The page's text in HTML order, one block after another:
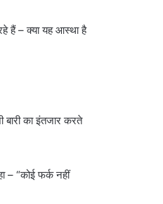
हैं – क्या यह आस्था है
का इंतजार करते
– “कोई फर्क नहीं